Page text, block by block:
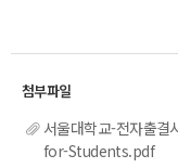
서울대학교-전자출
for-Students.pdf